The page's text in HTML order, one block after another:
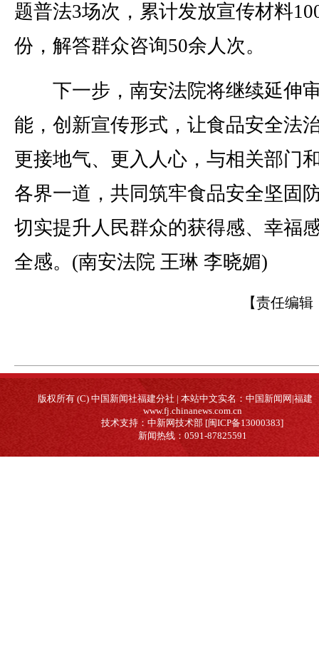
题普法3场次，累计发放宣传材料
份，解答群众咨询50余人次。
下一步，南安法院将继续延伸
能，创新宣传形式，让食品安全法
更接地气、更入人心，与相关部门
各界一道，共同筑牢食品安全坚固
切实提升人民群众的获得感、幸福
全感。(南安法院 王琳 李晓媚)
【责任编辑
版权所有 (C) 中国新闻社福建分社 | 本站中文实名：中国新闻网|福建
www.fj.chinanews.com.cn
技术支持：中新网技术部 [闽ICP备13000383]
新闻热线：0591-87825591